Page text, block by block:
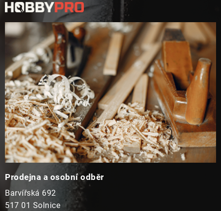
p
a
Prodejna a osobní odběr
Barvířská 692
517 01 Solnice